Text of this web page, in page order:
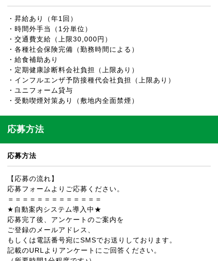
・昇給あり（年1回）
・時間外手当（1分単位）
・交通費支給（上限30,000円）
・各種社会保険完備（勤務時間による）
・給食補助あり
・定期健康診断料会社負担（上限あり）
・インフルエンザ予防接種代会社負担（上限あり）
・ユニフォーム貸与
・受動喫煙対策あり（敷地内全面禁煙）
応募方法
応募方法
【応募の流れ】
応募フォームよりご応募ください。
＝＝＝＝＝＝＝＝＝＝＝＝＝
★自動案内システム導入中★
応募完了後、アンケートのご案内を
ご登録のメールアドレス、
もしくは電話番号宛にSMSでお送りしております。
記載のURLよりアンケートにご回答ください。